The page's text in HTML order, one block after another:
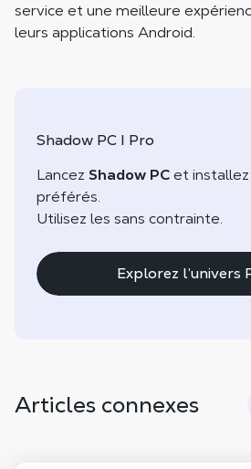
service et une meilleure
leurs applications Android.
Shadow PC I Pro
Lancez Shadow PCet
préférés.
Utilisez les sans contrainte.
Explorez l’univers
Articles connexes